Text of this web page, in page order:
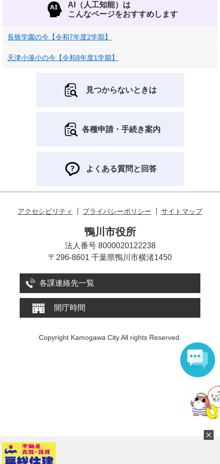
AI（人工知能）は
こんなページをおすすめします
長狭学園の今【令和7年度2学期】
天津小湊小の今【令和8年度1学期】
見つからないときは
各種申請・手続き案内
よくある質問と回答
アクセシビリティ プライバシーポリシー サイトマップ
鴨川市役所
法人番号 8000020122238
〒296-8601 千葉県鴨川市横渚1450
各課連絡先一覧
開庁時間
Copyright Kamogawa City All rights Reserved.